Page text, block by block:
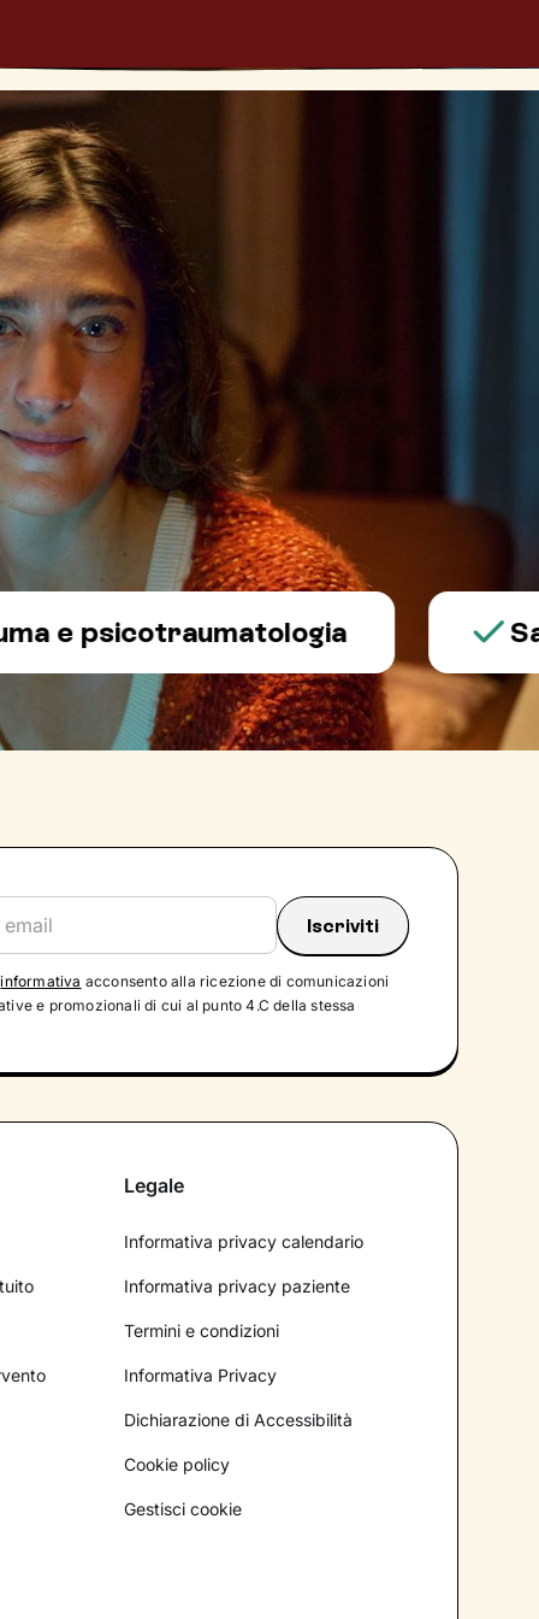
psicotraumatologia Salute
informativa acconsento alla ricezione di comunicazioni
e promozionali di cui al punto 4.C della stessa
Legale
Informativa privacy calendario
Informativa privacy paziente
Termini e condizioni
Informativa Privacy
Dichiarazione di Accessibilità
Cookie policy
Gestisci cookie